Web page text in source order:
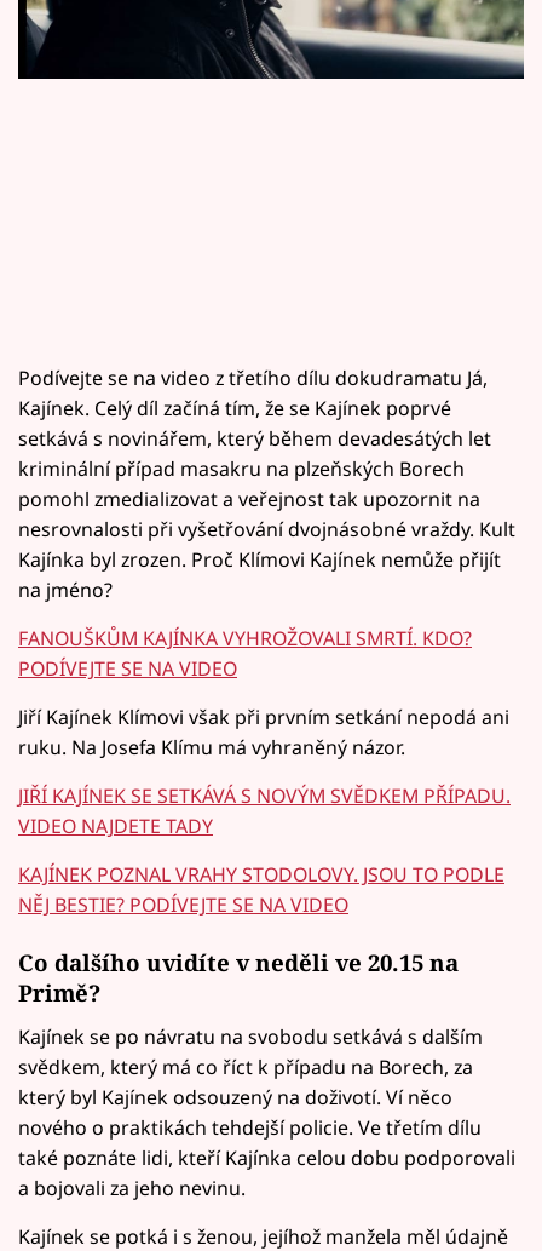
Sledujte prima+
Sledujte nás
Podívejte se na video z třetího dílu dokudramatu Já,
Kajínek. Celý díl začíná tím, že se Kajínek poprvé
setkává s novinářem, který během devadesátých let
kriminální případ masakru na plzeňských Borech
pomohl zmedializovat a veřejnost tak upozornit na
nesrovnalosti při vyšetřování dvojnásobné vraždy. Kult
Kajínka byl zrozen. Proč Klímovi Kajínek nemůže přijít
na jméno?
FANOUŠKŮM KAJÍNKA VYHROŽOVALI SMRTÍ. KDO?
PODÍVEJTE SE NA VIDEO
Jiří Kajínek Klímovi však při prvním setkání nepodá ani
ruku. Na Josefa Klímu má vyhraněný názor.
JIŘÍ KAJÍNEK SE SETKÁVÁ S NOVÝM SVĚDKEM PŘÍPADU.
VIDEO NAJDETE TADY
KAJÍNEK POZNAL VRAHY STODOLOVY. JSOU TO PODLE
NĚJ BESTIE? PODÍVEJTE SE NA VIDEO
Co dalšího uvidíte v neděli ve 20.15 na
Primě?
Kajínek se po návratu na svobodu setkává s dalším
svědkem, který má co říct k případu na Borech, za
který byl Kajínek odsouzený na doživotí. Ví něco
nového o praktikách tehdejší policie. Ve třetím dílu
také poznáte lidi, kteří Kajínka celou dobu podporovali
a bojovali za jeho nevinu.
Kajínek se potká i s ženou, jejíhož manžela měl údajně